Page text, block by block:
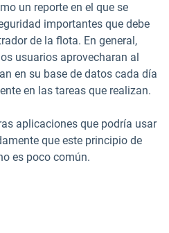
un reporte en el que se
importantes que debe
de la flota. En general,
usuarios aprovecharan al
en su base de datos cada día
en las tareas que realizan.
aplicaciones que podría usar
que este principio de
es poco común.